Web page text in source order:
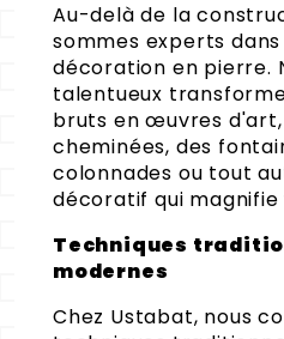
Au-delà de la
sommes experts
décoration en pierre.
talentueux
bruts en œuvres
cheminées, des
colonnades ou tout
décoratif qui
Techniques
modernes
Chez Ustabat, nous